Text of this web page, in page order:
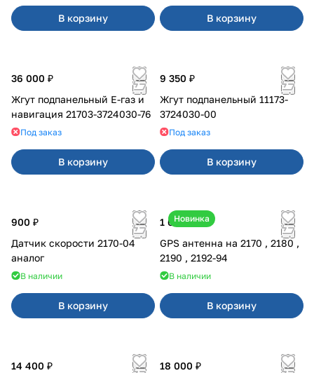
В корзину В корзину
36 000 ₽
Жгут подпанельный Е-газ и
навигация 21703-3724030-76
Под заказ
В корзину
9 350 ₽
Жгут подпанельный 11173-
3724030-00
Под заказ
В корзину
900 ₽
Датчик скорости 2170-04
аналог
В наличии
В корзину
Новинка
1 600 ₽
GPS антенна на 2170 , 2180 ,
2190 , 2192-94
В наличии
В корзину
14 400 ₽
18 000 ₽